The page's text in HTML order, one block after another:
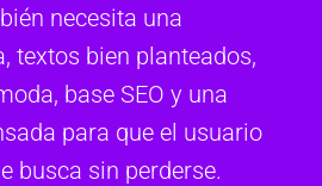
necesita una
textos bien planteados,
base SEO y una
para que el usuario
busca sin perderse.